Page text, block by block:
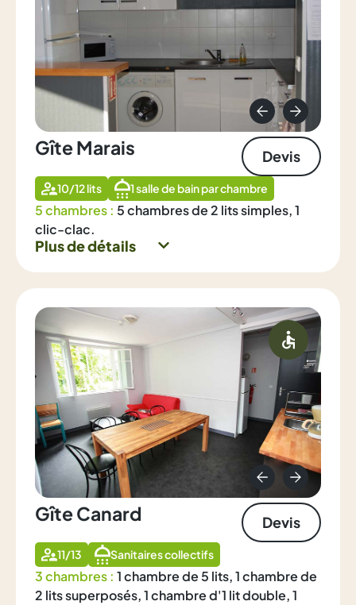
Gîte Marais Devis
10/12 lits 1 salle de bain par chambre
5 chambres : 5 chambres de 2 lits simples, 1
clic-clac.
Plus de détails
Gîte Canard Devis
11/13 Sanitaires collectifs
3 chambres : 1 chambre de 5 lits, 1 chambre de
2 lits superposés, 1 chambre d'1 lit double, 1